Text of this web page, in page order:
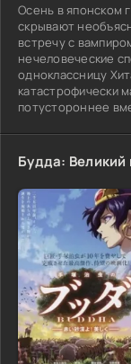
Осень в японском
скрывают
встречу с
нечеловеческие
одноклассницу
катастрофически
потустороннее
Будда: Великий
100